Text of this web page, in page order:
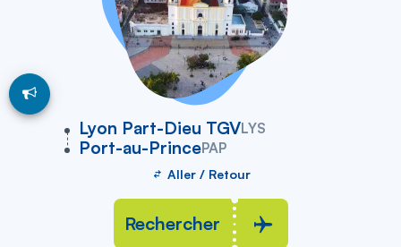
Lyon Part-Dieu TGVLYS
vers
Port-au-PrincePAP
Aller / Retour
Rechercher